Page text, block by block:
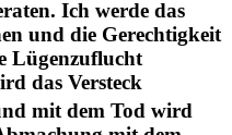
Ich werde das
und die Gerechtigkeit
Lügenzuflucht
das Versteck
mit dem Tod wird